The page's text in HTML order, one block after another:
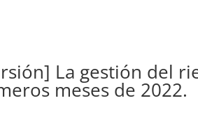
La gestión del
meses de 2022.